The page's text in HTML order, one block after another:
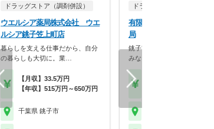
ドラッグストア（調剤併設）
ウエルシア薬局株式会社 ウエ
ルシア銚子笠上町店
暮らしを支える仕事だから、自分
の暮らしも大切に。業…
【月収】33.5万円
【年収】515万円～650万円
千葉県 銚子市
ドラッグストア（OTCのみ
有限会社エビス薬局 エ
局
銚子市にある漢方薬局です！
みなど柔軟に相談いた…